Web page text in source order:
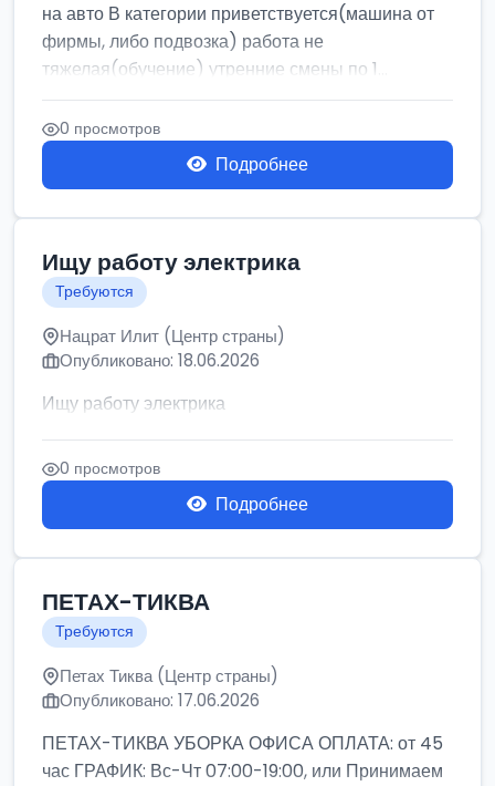
на авто В категории приветствуется(машина от
фирмы, либо подвозка) работа не
тяжелая(обучение) утренние смены по 1...
0 просмотров
Подробнее
Ищу работу электрика
Требуются
Нацрат Илит (Центр страны)
Опубликовано: 18.06.2026
Ищу работу электрика
0 просмотров
Подробнее
ПЕТАХ-ТИКВА
Требуются
Петах Тиква (Центр страны)
Опубликовано: 17.06.2026
ПЕТАХ-ТИКВА УБОРКА ОФИСА ОПЛАТА: от 45
час ГРАФИК: Вс-Чт 07:00-19:00, или Принимаем